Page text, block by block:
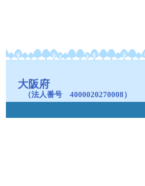
大阪府
（法人番号 4000020270008）